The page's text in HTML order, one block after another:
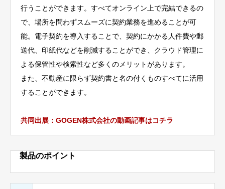
行うことができます。すべてオンライン上で完結できるの
で、場所を問わずスムーズに契約業務を進めることが可
能。電子契約を導入することで、契約にかかる人件費や郵
送代、印紙代などを削減することができ、クラウド管理に
よる保管性や検索性など多くのメリットがあります。
また、不動産に限らず契約書と名の付くものすべてに活用
することができます。
共同出展：GOGEN株式会社の動画記事はコチラ
製品のポイント